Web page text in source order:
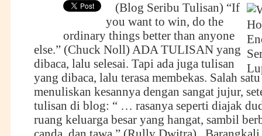
(Blog Seribu Tulisan) “If
you want to win, do the
ordinary things better than anyone
else.” (Chuck Noll) ADA TULISAN yang
dibaca, lalu selesai. Tapi ada juga tulisan
yang dibaca, lalu terasa membekas. Salah
menuliskan kesannya dengan sangat jujur,
tulisan di blog: “ … rasanya seperti diajak
ruang keluarga besar yang hangat, sambil